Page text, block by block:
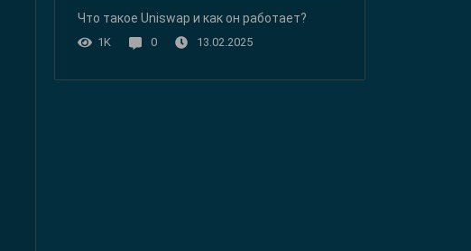
Что такое Uniswap и как он работает?
1K 0 13.02.2025